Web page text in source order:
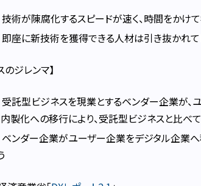
技術が陳腐化するスピードが速く、時間をかけ
即座に新技術を獲得できる人材は引き抜かれて
のジレンマ】
受託型ビジネスを現業とするベンダー企業が、
内製化への移行により、受託型ビジネスと比べ
ベンダー企業がユーザー企業をデジタル企業